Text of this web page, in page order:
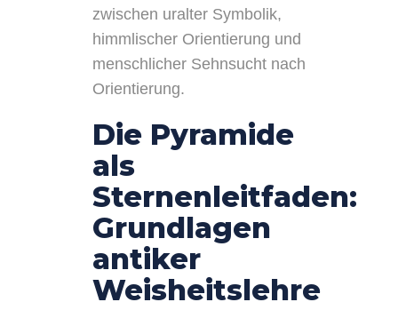
zwischen uralter Symbolik,
himmlischer Orientierung und
menschlicher Sehnsucht nach
Orientierung.
Die Pyramide
als
Sternenleitfaden:
Grundlagen
antiker
Weisheitslehre